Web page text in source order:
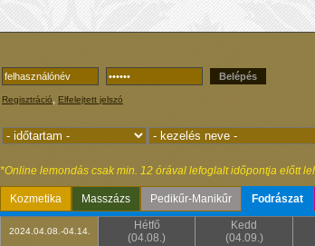
Belépés
Regisztráció, Elfelejtett jelszó
*Online lemondás csak min. 12 órával lefoglalt időpontja előtt
Kozmetika Masszázs Pedikűr-Manikűr Fodrászat
2024.04.08.-04.14.
Hétfő
(04.08.)
Kedd
(04.09.)